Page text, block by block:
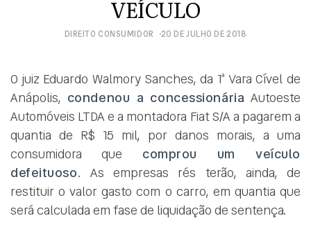
VEÍCULO
DIREITO CONSUMIDOR 20 DE JULHO DE 2018
O juiz Eduardo Walmory Sanches, da 1ª Vara Cível de
Anápolis, condenou a concessionária Autoeste
Automóveis LTDA e a montadora Fiat S/A a pagarem a
quantia de R$ 15 mil, por danos morais, a uma
consumidora que comprou um veículo
defeituoso. As empresas rés terão, ainda, de
restituir o valor gasto com o carro, em quantia que
será calculada em fase de liquidação de sentença.